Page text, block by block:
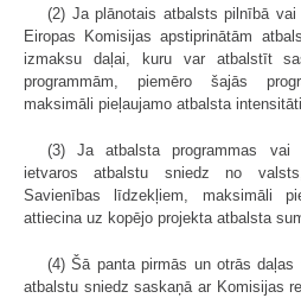
(2) Ja plānotais atbalsts pilnībā
Eiropas Komisijas apstiprinātām
izmaksu daļai, kuru var atbalstīt
programmām, piemēro šajās
maksimāli pieļaujamo atbalsta
(3) Ja atbalsta programmas vai
ietvaros atbalstu sniedz no
Savienības līdzekļiem, maksimāli
attiecina uz kopējo projekta atbalsta
(4) Šā panta pirmās un otrās
atbalstu sniedz saskaņā ar Komisijas